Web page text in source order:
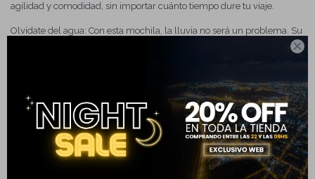

agilidad y comodidad, sin importar cuánto tiempo dure tu viaje.
Olvídate del agua: Con esta mochila, la lluvia no será un problema. Su
Tu laptop siempre segura: ¿Preocupado por tu laptop? Esta mochila
cuenta con un compartimento acolchado especial para laptops de
hasta 15.6". Llévala contigo de forma segura y cómoda a donde quiera
que vayas.